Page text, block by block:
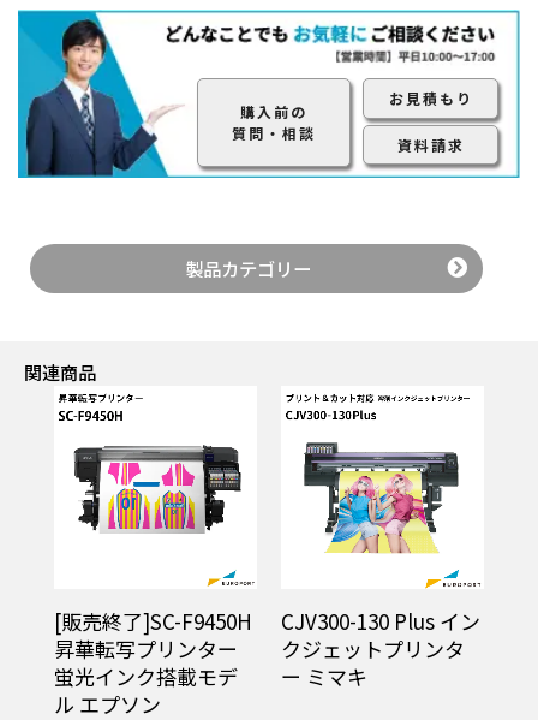
購入前の
質問・相談
お見積もり
資料請求
製品カテゴリー
関連商品
[販売終了]SC-F9450H
昇華転写プリンター
蛍光インク搭載モデ
ル エプソン
CJV300-130 Plus イン
クジェットプリンタ
ー ミマキ